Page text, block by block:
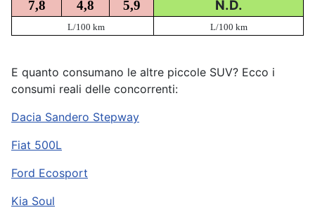
7,8 4,8 5,9 N.D.
L/100 km L/100 km
E quanto consumano le altre piccole SUV? Ecco i
consumi reali delle concorrenti:
Dacia Sandero Stepway
Fiat 500L
Ford Ecosport
Kia Soul